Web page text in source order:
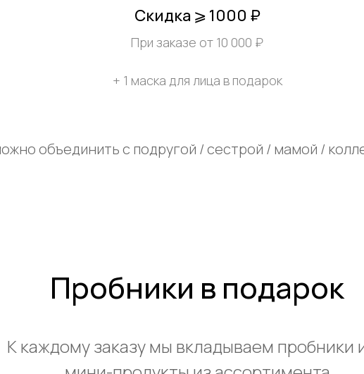
Скидка ⩾ 1000 ₽
При заказе от 10 000 ₽
+ 1 маска для лица в подарок
объединить с подругой / сестрой / мамой /
Пробники в подарок
К каждому заказу мы вкладываем пробники